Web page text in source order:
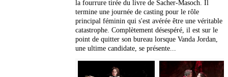
la fourrure tirée du livre de Sacher-Masoch. Il
termine une journée de casting pour le rôle
principal féminin qui s'est avérée être une véritable
catastrophe. Complètement désespéré, il est sur le
point de quitter son bureau lorsque Vanda Jordan,
une ultime candidate, se présente...